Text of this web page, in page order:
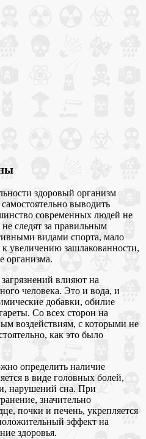
здоровый организм
выводить
современных людей не
следят за правильным
видами спорта, мало
увеличению зашлакованности,
организма.
влияют на
человека. Это и вода, и
добавки, обилие
Со всех сторон на
воздействиям, с которыми не
как это было
определить наличие
в виде головных болей,
нарушений сна. При
значительно
почки и печень, укрепляется
эффект на
здоровья.